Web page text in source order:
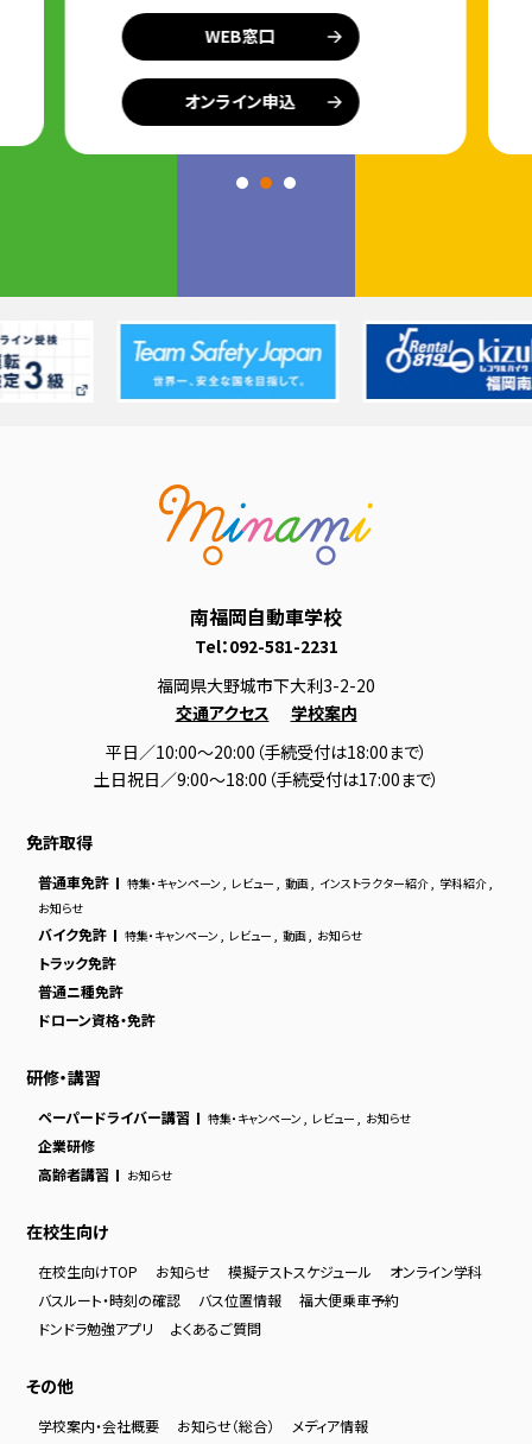
WEB窓口
オンライン申込
南福岡自動車学校
Tel：092-581-2231
福岡県大野城市下大利3-2-20
交通アクセス
学校案内
平日／10:00～20:00（手続受付は18:00まで）
土日祝日／9:00～18:00（手続受付は17:00まで）
免許取得
普通車免許 特集・キャンペーン レビュー 動画, インストラクター紹介, 学科紹介,
お知らせ
バイク免許 特集・キャンペーン レビュー 動画, お知らせ
トラック免許
普通ニ種免許
ドローン資格・免許
研修・講習
ペーパードライバー講習 特集・キャンペーン レビュー お知らせ
企業研修
高齢者講習
お知らせ
在校生向け
在校生向けTOP お知らせ 模擬テストスケジュール
オンライン学科
バスルート・時刻の確認
バス位置情報
福大便乗車予約
ドンドラ勉強アプリ
よくあるご質問
その他
学校案内・会社概要 お知らせ（総合）
メディア情報